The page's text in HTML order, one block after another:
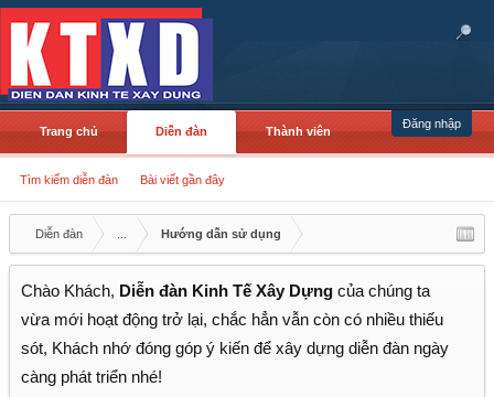
Đăng nhập
Trang chủ Diễn đàn
Tìm kiếm diễn đàn Bài viết gần đây
Thành viên
Diễn đàn Hướng dẫn sử dụng
Chào Khách, Diễn đàn Kinh Tế Xây Dựng của chúng ta
vừa mới hoạt động trở lại, chắc hẳn vẫn còn có nhiều thiếu
sót, Khách nhớ đóng góp ý kiến để xây dựng diễn đàn ngày
càng phát triển nhé!